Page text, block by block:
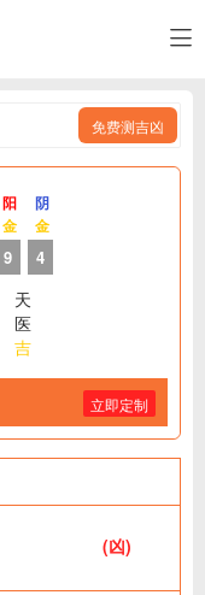
免费测吉凶
阳
金
9
阴
金
4
天
医
吉
立即定制
(凶)